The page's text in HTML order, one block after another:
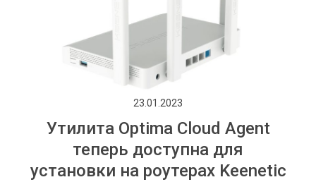
23.01.2023
Утилита Optima Cloud Agent
теперь доступна для
установки на роутерах Keenetic